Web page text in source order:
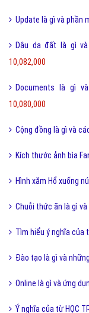
Update là gì và phần
Dâu da đất là gì
10,082,000
Documents là gì
10,080,000
Cộng đồng là gì và
Kích thước ảnh bìa
Hình xăm Hổ xuống
Chuỗi thức ăn là gì
Tìm hiểu ý nghĩa của
Đào tạo là gì và
Online là gì và ứng
Ý nghĩa của từ HỌC